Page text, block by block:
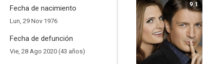
Fecha de nacimiento
Lun, 29 Nov 1976
Fecha de defunción
Vie, 28 Ago 2020 (43 años)
9.1